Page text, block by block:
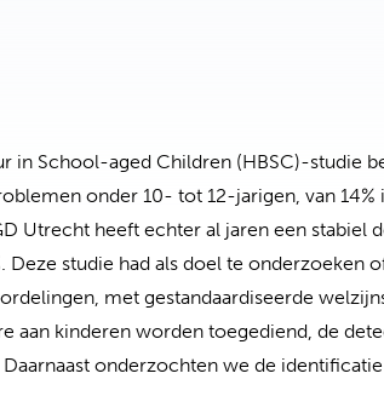
in School-aged Children (HBSC)-studie
onder 10- tot 12-jarigen, van 14%
Utrecht heeft echter al jaren een stabiel
studie had als doel te onderzoeken
met gestandaardiseerde
aan kinderen worden toegediend, de
onderzochten we de